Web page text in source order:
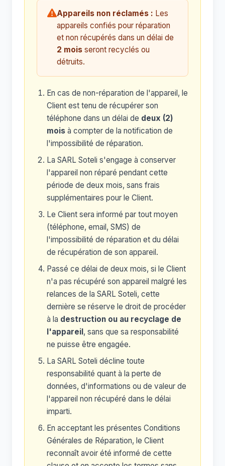
Appareils non réclamés : Les
appareils confiés pour réparation
et non récupérés dans un délai de
2 mois seront recyclés ou
détruits.
En cas de non-réparation de l'appareil, le
Client est tenu de récupérer son
téléphone dans un délai de deux (2)
mois à compter de la notification de
l'impossibilité de réparation.
La SARL Soteli s'engage à conserver
l'appareil non réparé pendant cette
période de deux mois, sans frais
supplémentaires pour le Client.
Le Client sera informé par tout moyen
(téléphone, email, SMS) de
l'impossibilité de réparation et du délai
de récupération de son appareil.
Passé ce délai de deux mois, si le Client
n'a pas récupéré son appareil malgré les
relances de la SARL Soteli, cette
dernière se réserve le droit de procéder
à la destruction ou au recyclage de
l'appareil, sans que sa responsabilité
ne puisse être engagée.
La SARL Soteli décline toute
responsabilité quant à la perte de
données, d'informations ou de valeur de
l'appareil non récupéré dans le délai
imparti.
En acceptant les présentes Conditions
Générales de Réparation, le Client
reconnaît avoir été informé de cette